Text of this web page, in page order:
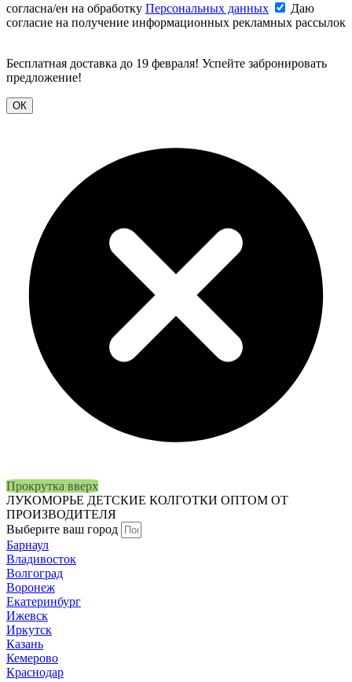
согласна/ен на обработку Персональных данных
Даю
согласие на получение информационных рекламных рассылок
Бесплатная доставка до 19 февраля! Успейте забронировать
предложение!
ОК
Прокрутка вверх
ЛУКОМОРЬЕ ДЕТСКИЕ КОЛГОТКИ ОПТОМ ОТ
ПРОИЗВОДИТЕЛЯ
Выберите ваш город
Барнаул
Владивосток
Волгоград
Воронеж
Екатеринбург
Ижевск
Иркутск
Казань
Кемерово
Краснодар